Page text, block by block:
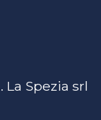
La Spezia srl